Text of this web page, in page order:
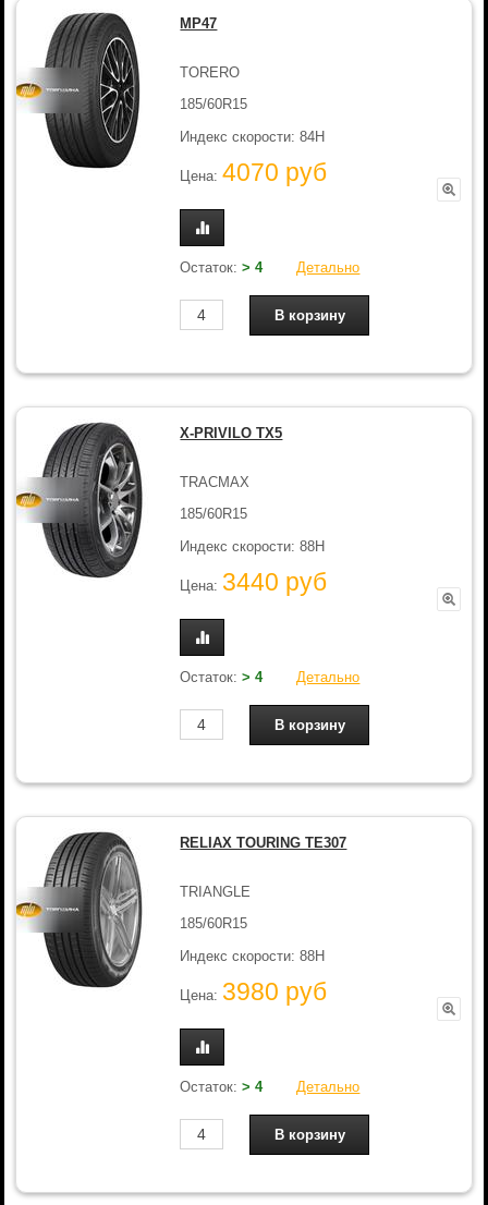
MP47
TORERO
185/60R15
Индекс скорости: 84H
Цена:4070 руб
Остаток:> 4 Детально
X-PRIVILO TX5
TRACMAX
185/60R15
Индекс скорости: 88H
Цена: 3440 руб
Остаток:> 4 Детально
RELIAX TOURING TE307
TRIANGLE
185/60R15
Индекс скорости: 88H
Цена: 3980 руб
Остаток:> 4 Детально